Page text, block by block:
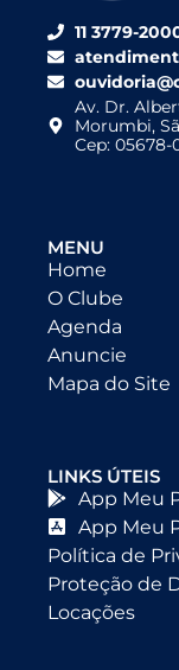
11 3779-
Av. Dr.
Morumbi,
Cep: 05678-
MENU
Home
O Clube
Agenda
Anuncie
Mapa do Site
LINKS ÚTEIS
App Meu
App Meu
Política de
Proteção de
Locações